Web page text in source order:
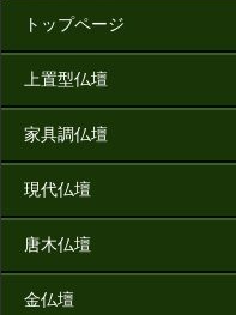
トップページ
上置型仏壇
家具調仏壇
現代仏壇
唐木仏壇
金仏壇